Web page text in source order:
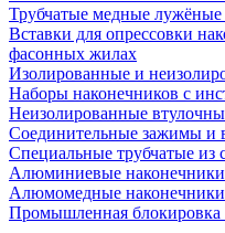
Трубчатые медные лужёные
Вставки для опрессовки
фасонных жилах
Изолированные и
Наборы наконечников с
Неизолированные
Соединительные зажимы и
Специальные трубчатые из
Алюминиевые наконечники
Алюмомедные наконечники
Промышленная